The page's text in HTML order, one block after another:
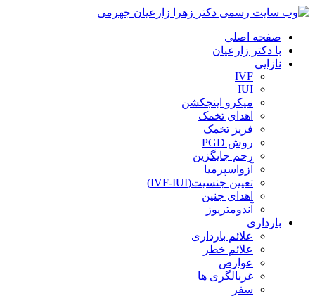
صفحه اصلی
با دکتر زارعیان
نازایی
IVF
IUI
میکرو اینجکشن
اهدای تخمک
فریز تخمک
روش PGD
رحم جایگزین
آزواسپرمیا
تعیین جنسیت(IVF-IUI)
اهدای جنین
آندومتریوز
بارداری
علائم بارداری
علائم خطر
عوارض
غربالگری ها
سفر